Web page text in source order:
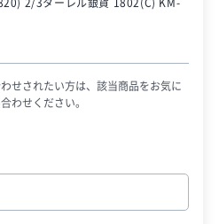
2/3ターレル銀貨 1802(C) KM-
せされたい方は、該当商品をお気に
わせください。